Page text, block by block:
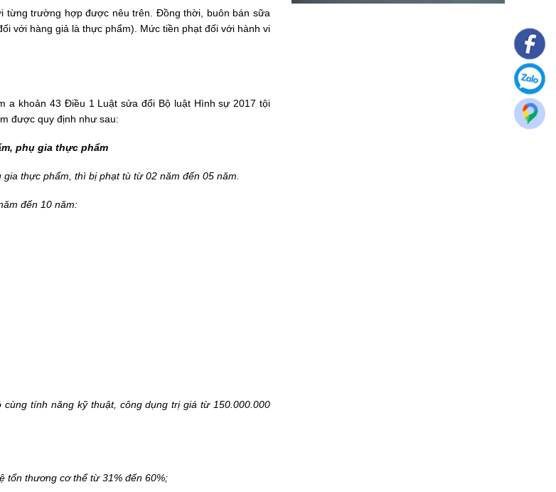
từng trường hợp được nêu trên. Đồng thời, buôn bán sữa
với hàng giả là thực phẩm). Mức tiền phạt đối với hành vi
a khoản 43 Điều 1 Luật sửa đổi Bộ luật Hình sự 2017 tội
được quy định như sau:
phụ gia thực phẩm
thực phẩm, thì bị phạt tù từ 02 năm đến 05 năm.
đến 10 năm:
tính năng kỹ thuật, công dụng trị giá từ 150.000.000
tổn thương cơ thể từ 31% đến 60%;